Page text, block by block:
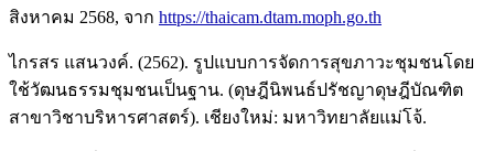
สิงหาคม 2568, จาก https://thaicam.dtam.moph.go.th
ไกรสร แสนวงค์. (2562). รูปแบบการจัดการสุขภาวะชุมชนโดย
ใช้วัฒนธรรมชุมชนเป็นฐาน. (ดุษฎีนิพนธ์ปรัชญาดุษฎีบัณฑิต
สาขาวิชาบริหารศาสตร์). เชียงใหม่: มหาวิทยาลัยแม่โจ้.